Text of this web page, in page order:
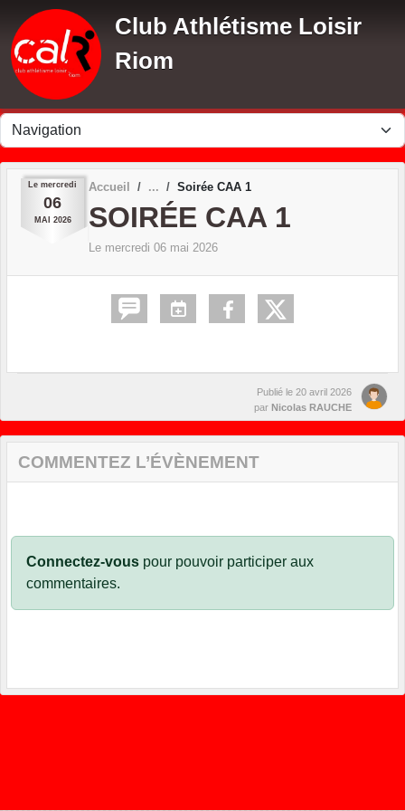
Club Athlétisme Loisir
Riom
Le mercredi
06
MAI 2026
Accueil Soirée CAA 1
SOIRÉE CAA 1
Le mercredi 06 mai 2026
Publié le 20 avril 2026
par Nicolas RAUCHE
COMMENTEZ L’ÉVÈNEMENT
Connectez-vous pour pouvoir participer aux
commentaires.
Panneau de gestion des cookies